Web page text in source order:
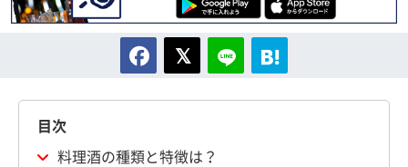
目次
料理酒の種類と特徴は？